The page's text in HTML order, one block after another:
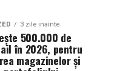
3 zile inainte
500.000 de
în 2026, pentru
magazinelor și